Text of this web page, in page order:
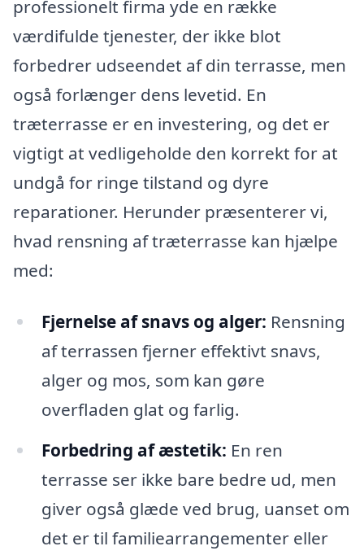
professionelt firma yde en række
værdifulde tjenester, der ikke blot
forbedrer udseendet af din terrasse, men
også forlænger dens levetid. En
træterrasse er en investering, og det er
vigtigt at vedligeholde den korrekt for at
undgå for ringe tilstand og dyre
reparationer. Herunder præsenterer vi,
hvad rensning af træterrasse kan hjælpe
med:
Fjernelse af snavs og alger: Rensning
af terrassen fjerner effektivt snavs,
alger og mos, som kan gøre
overfladen glat og farlig.
Forbedring af æstetik: En ren
terrasse ser ikke bare bedre ud, men
giver også glæde ved brug, uanset om
det er til familiearrangementer eller